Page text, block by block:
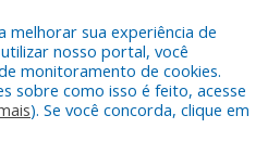
a Prefeitura Municipal de Santarém
Novo.
melhorar sua experiência de
nosso portal, você
monitoramento de cookies.
sobre como isso é feito, acesse
). Se você concorda, clique em